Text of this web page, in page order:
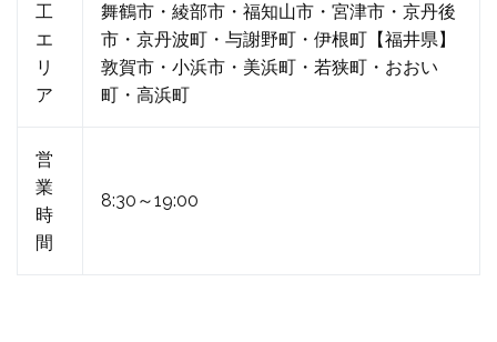
工
エ
リ
ア
舞鶴市・綾部市・福知山市・宮津市・京丹後
市・京丹波町・与謝野町・伊根町【福井県】
敦賀市・小浜市・美浜町・若狭町・おおい
町・高浜町
営
業
時
間
8:30～19:00